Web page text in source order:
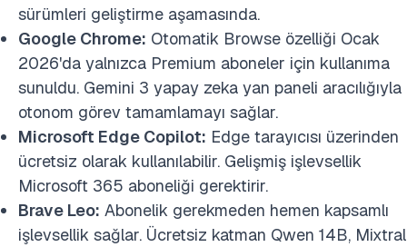
sürümleri geliştirme aşamasında.
Google Chrome: Otomatik Browse özelliği Ocak
2026'da yalnızca Premium aboneler için kullanıma
sunuldu. Gemini 3 yapay zeka yan paneli aracılığıyla
otonom görev tamamlamayı sağlar.
Microsoft Edge Copilot: Edge tarayıcısı üzerinden
ücretsiz olarak kullanılabilir. Gelişmiş işlevsellik
Microsoft 365 aboneliği gerektirir.
Brave Leo: Abonelik gerekmeden hemen kapsamlı
işlevsellik sağlar. Ücretsiz katman Qwen 14B, Mixtral